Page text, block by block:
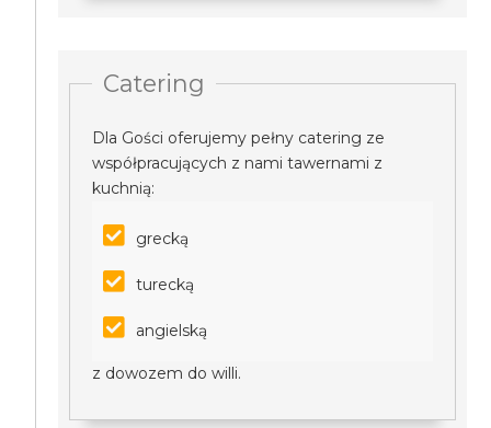
Catering
Dla Gości oferujemy pełny catering ze
współpracujących z nami tawernami z
kuchnią:
grecką
turecką
angielską
z dowozem do willi.